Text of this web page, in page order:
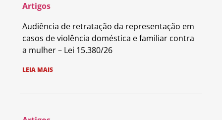
Artigos
Audiência de retratação da representação em
casos de violência doméstica e familiar contra
a mulher – Lei 15.380/26
LEIA MAIS